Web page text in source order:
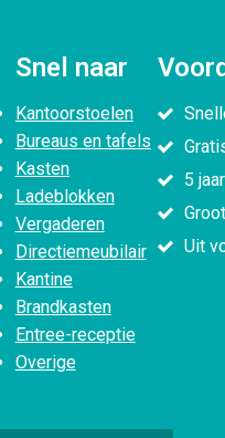
Snel naar
Kantoorstoelen
Bureaus en tafels
Kasten
Ladeblokken
Vergaderen
Directiemeubilair
Kantine
Brandkasten
Entree-receptie
Overige
5
Uit